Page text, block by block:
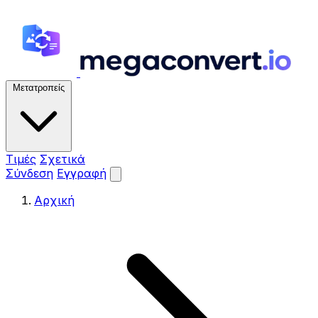
Μετατροπείς
Τιμές Σχετικά
Σύνδεση Εγγραφή
Αρχική